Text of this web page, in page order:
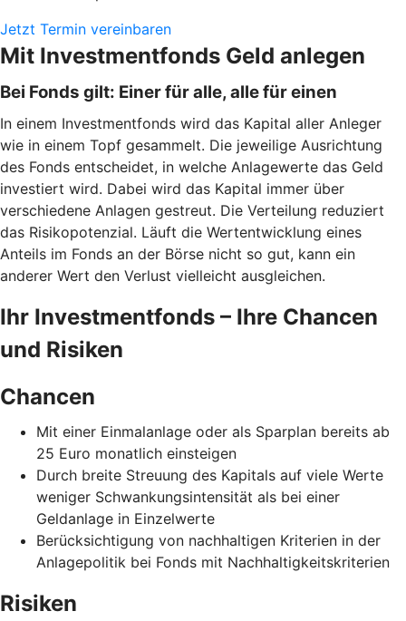
Jetzt Termin vereinbaren
Mit Investmentfonds Geld anlegen
Bei Fonds gilt: Einer für alle, alle für einen
In einem Investmentfonds wird das Kapital aller Anleger
wie in einem Topf gesammelt. Die jeweilige Ausrichtung
des Fonds entscheidet, in welche Anlagewerte das Geld
investiert wird. Dabei wird das Kapital immer über
verschiedene Anlagen gestreut. Die Verteilung reduziert
das Risikopotenzial. Läuft die Wertentwicklung eines
Anteils im Fonds an der Börse nicht so gut, kann ein
anderer Wert den Verlust vielleicht ausgleichen.
Ihr Investmentfonds – Ihre Chancen
und Risiken
Chancen
Mit einer Einmalanlage oder als Sparplan bereits ab
25 Euro monatlich einsteigen
Durch breite Streuung des Kapitals auf viele Werte
weniger Schwankungsintensität als bei einer
Geldanlage in Einzelwerte
Berücksichtigung von nachhaltigen Kriterien in der
Anlagepolitik bei Fonds mit Nachhaltigkeitskriterien
Risiken